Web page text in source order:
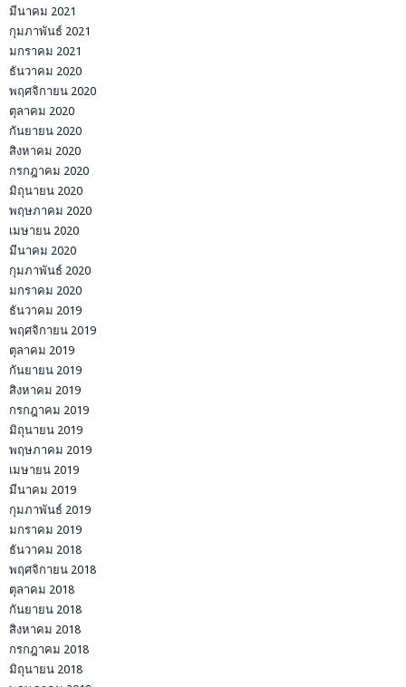
มีนาคม 2021
กุมภาพันธ์ 2021
มกราคม 2021
ธันวาคม 2020
พฤศจิกายน 2020
ตุลาคม 2020
กันยายน 2020
สิงหาคม 2020
กรกฎาคม 2020
มิถุนายน 2020
พฤษภาคม 2020
เมษายน 2020
มีนาคม 2020
กุมภาพันธ์ 2020
มกราคม 2020
ธันวาคม 2019
พฤศจิกายน 2019
ตุลาคม 2019
กันยายน 2019
สิงหาคม 2019
กรกฎาคม 2019
มิถุนายน 2019
พฤษภาคม 2019
เมษายน 2019
มีนาคม 2019
กุมภาพันธ์ 2019
มกราคม 2019
ธันวาคม 2018
พฤศจิกายน 2018
ตุลาคม 2018
กันยายน 2018
สิงหาคม 2018
กรกฎาคม 2018
มิถุนายน 2018